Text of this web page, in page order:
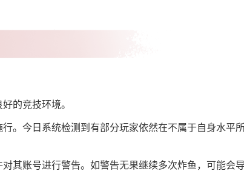
的竞技环境。
。今日系统检测到有部分玩家依然在不属于自身水平
其账号进行警告。如警告无果继续多次炸鱼，可能会